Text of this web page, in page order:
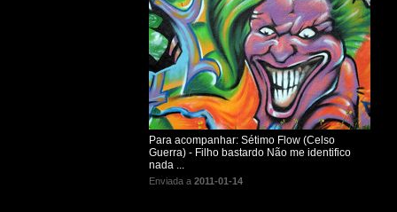
Para acompanhar: Sétimo Flow (Celso
Guerra) - Filho bastardo Não me identifico
nada ...
Enviada a 2011-01-14